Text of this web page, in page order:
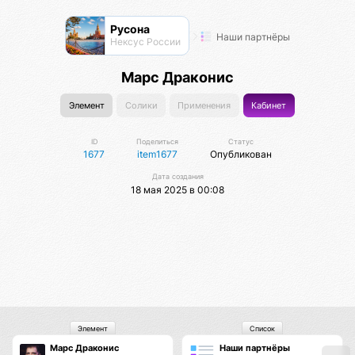
Русона
Нексус России Наши партнёры
Марс Драконис
Элемент Солики Применения Кабинет
ID
1677
Поделиться
item1677
Статус
Опубликован
Дата создания
18 мая 2025 в 00:08
Марс Драконис
Элемент
Наши партнёры
Список